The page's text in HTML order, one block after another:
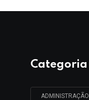
Categoria
ADMINISTRAÇÃO